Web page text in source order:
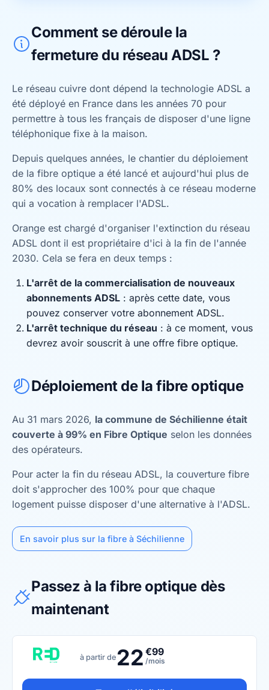
Comment se déroule la
fermeture du réseau ADSL ?
Le réseau cuivre dont dépend la technologie ADSL a
été déployé en France dans les années 70 pour
permettre à tous les français de disposer d'une ligne
téléphonique fixe à la maison.
Depuis quelques années, le chantier du déploiement
de la fibre optique a été lancé et aujourd'hui plus de
80% des locaux sont connectés à ce réseau moderne
qui a vocation à remplacer l'ADSL.
Orange est chargé d'organiser l'extinction du réseau
ADSL dont il est propriétaire d'ici à la fin de l'année
2030. Cela se fera en deux temps :
L'arrêt de la commercialisation de nouveaux
abonnements ADSL : après cette date, vous
pouvez conserver votre abonnement ADSL.
L'arrêt technique du réseau : à ce moment, vous
devrez avoir souscrit à une offre fibre optique.
Déploiement de la fibre optique
Au 31 mars 2026, la commune de Séchilienne était
couverte à 99% en Fibre Optique selon les données
des opérateurs.
Pour acter la fin du réseau ADSL, la couverture fibre
doit s'approcher des 100% pour que chaque
logement puisse disposer d'une alternative à l'ADSL.
En savoir plus sur la fibre à Séchilienne
Passez à la fibre optique dès
maintenant
à partir de 22 €99
/mois